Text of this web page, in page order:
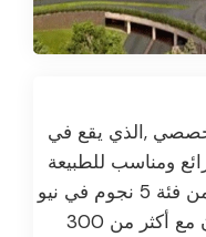
,الذي يقع في
ومناسب للطبيعة
وواحد من المستشفيات المقدرة من فئة 5 نجوم في نيو
دلهي. يمتد على مساحة 8.62 فدان مع أكثر من 300